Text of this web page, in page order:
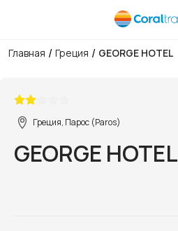
Главная / Греция / GEORGE HOTEL
Греция, Парос (Paros)
GEORGE HOTEL